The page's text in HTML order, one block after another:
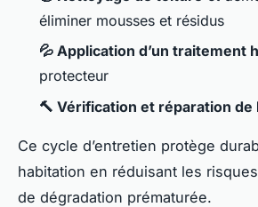
éliminer mousses et résidus
💦 Application d’un traitement
protecteur
🔨 Vérification et réparation de
Ce cycle d’entretien protège
habitation en réduisant les
de dégradation prématurée.